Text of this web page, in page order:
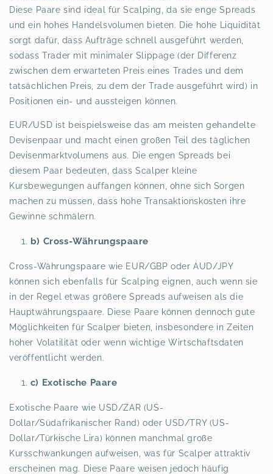
Diese Paare sind ideal für Scalping, da sie enge Spreads
und ein hohes Handelsvolumen bieten. Die hohe Liquidität
sorgt dafür, dass Aufträge schnell ausgeführt werden,
sodass Trader mit minimaler Slippage (der Differenz
zwischen dem erwarteten Preis eines Trades und dem
tatsächlichen Preis, zu dem der Trade ausgeführt wird) in
Positionen ein- und aussteigen können.
EUR/USD ist beispielsweise das am meisten gehandelte
Devisenpaar und macht einen großen Teil des täglichen
Devisenmarktvolumens aus. Die engen Spreads bei
diesem Paar bedeuten, dass Scalper kleine
Kursbewegungen auffangen können, ohne sich Sorgen
machen zu müssen, dass hohe Transaktionskosten ihre
Gewinne schmälern.
b) Cross-Währungspaare
Cross-Währungspaare wie EUR/GBP oder AUD/JPY
können sich ebenfalls für Scalping eignen, auch wenn sie
in der Regel etwas größere Spreads aufweisen als die
Hauptwährungspaare. Diese Paare können dennoch gute
Möglichkeiten für Scalper bieten, insbesondere in Zeiten
hoher Volatilität oder wenn wichtige Wirtschaftsdaten
veröffentlicht werden.
c) Exotische Paare
Exotische Paare wie USD/ZAR (US-
Dollar/Südafrikanischer Rand) oder USD/TRY (US-
Dollar/Türkische Lira) können manchmal große
Kursschwankungen aufweisen, was für Scalper attraktiv
erscheinen mag. Diese Paare weisen jedoch häufig